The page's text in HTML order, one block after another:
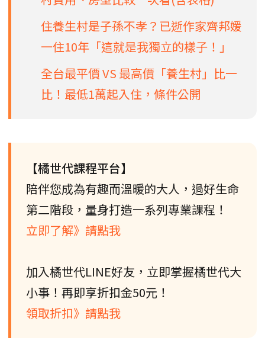
住養生村是子孫不孝？已逝作家齊邦媛
一住10年「這就是我獨立的樣子！」
全台最平價 VS 最高價「養生村」比一
比！最低1萬起入住，條件公開
【橘世代課程平台】
陪伴您成為有趣而溫暖的大人，過好生命
第二階段，量身打造一系列專業課程！
立即了解》請點我
加入橘世代LINE好友，立即掌握橘世代大
小事！再即享折扣金50元！
領取折扣》請點我